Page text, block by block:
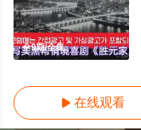
全9期/全集
 在线观看